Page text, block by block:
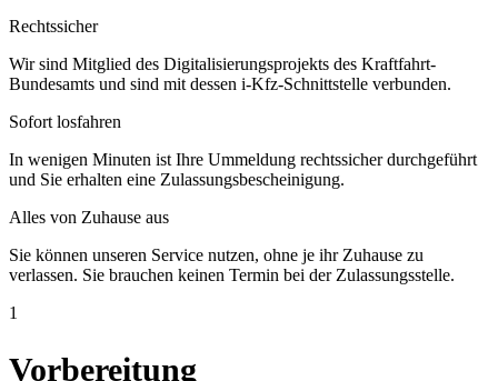
Rechtssicher
Wir sind Mitglied des Digitalisierungsprojekts des Kraftfahrt-
Bundesamts und sind mit dessen i-Kfz-Schnittstelle verbunden.
Sofort losfahren
In wenigen Minuten ist Ihre Ummeldung rechtssicher durchgeführt
und Sie erhalten eine Zulassungsbescheinigung.
Alles von Zuhause aus
Sie können unseren Service nutzen, ohne je ihr Zuhause zu
verlassen. Sie brauchen keinen Termin bei der Zulassungsstelle.
1
Vorbereitung